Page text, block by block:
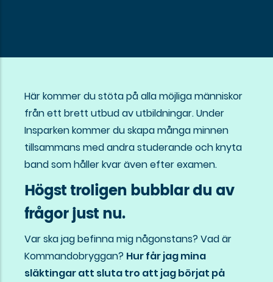
Här kommer du stöta på alla möjliga människor
från ett brett utbud av utbildningar. Under
Insparken kommer du skapa många minnen
tillsammans med andra studerande och knyta
band som håller kvar även efter examen.
Högst troligen bubblar du av
frågor just nu.
Var ska jag befinna mig någonstans? Vad är
Kommandobryggan? Hur får jag mina
släktingar att sluta tro att jag börjat på